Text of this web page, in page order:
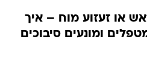
או זעזוע מוח – איך
ומונעים סיבוכים